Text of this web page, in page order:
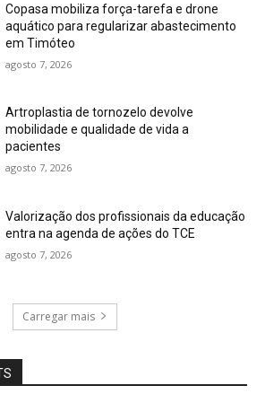
Copasa mobiliza força-tarefa e drone
aquático para regularizar abastecimento
em Timóteo
agosto 7, 2026
Artroplastia de tornozelo devolve
mobilidade e qualidade de vida a
pacientes
agosto 7, 2026
Valorização dos profissionais da educação
entra na agenda de ações do TCE
agosto 7, 2026
Carregar mais